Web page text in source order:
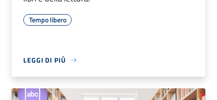
Tempo libero
LEGGI DI PIÙ